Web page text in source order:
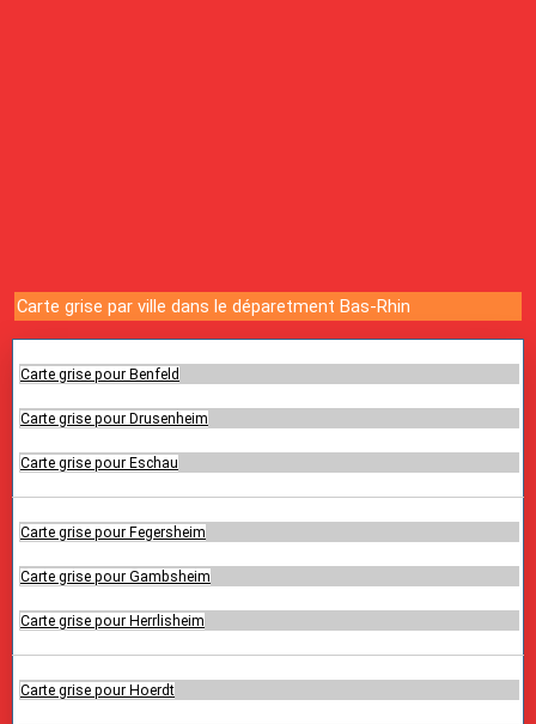
Carte grise par ville dans le déparetment Bas-Rhin
Carte grise pour Benfeld
Carte grise pour Drusenheim
Carte grise pour Eschau
Carte grise pour Fegersheim
Carte grise pour Gambsheim
Carte grise pour Herrlisheim
Carte grise pour Hoerdt